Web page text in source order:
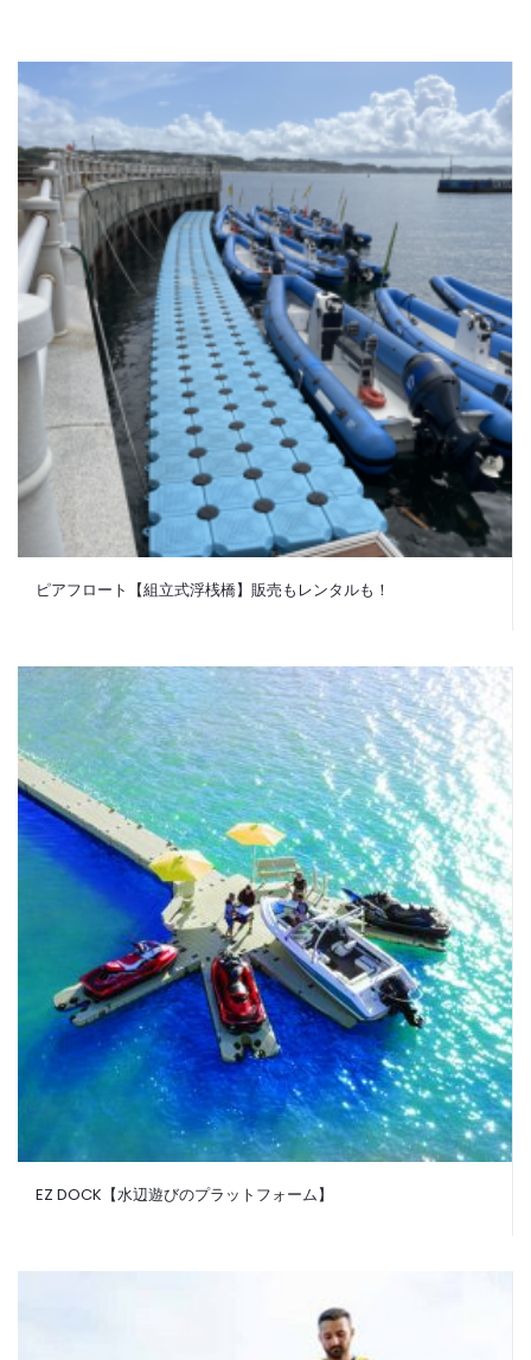
ピアフロート【組立式浮桟橋】販売もレンタルも！
EZ DOCK【水辺遊びのプラットフォーム】